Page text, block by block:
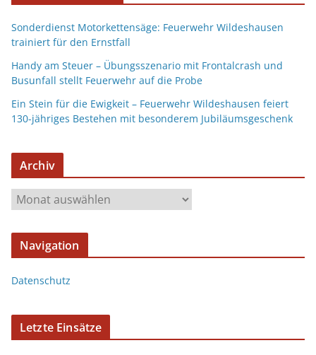
Sonderdienst Motorkettensäge: Feuerwehr Wildeshausen
trainiert für den Ernstfall
Handy am Steuer – Übungsszenario mit Frontalcrash und
Busunfall stellt Feuerwehr auf die Probe
Ein Stein für die Ewigkeit – Feuerwehr Wildeshausen feiert
130-jähriges Bestehen mit besonderem Jubiläumsgeschenk
Archiv
Navigation
Datenschutz
Letzte Einsätze